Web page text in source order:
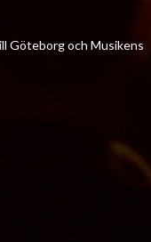
Göteborg och Musikens